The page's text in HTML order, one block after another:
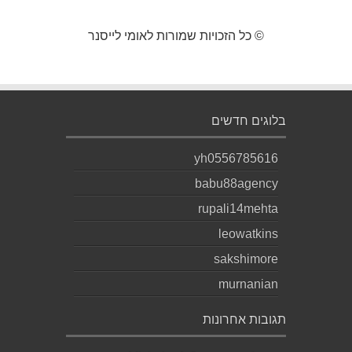
© כל הזכויות שמורות לאומי לייסנר
בלוגים חדשים
yh0556785616
babu88agency
rupali14mehta
leowatkins
sakshimore
murnanian
תגובות אחרונות